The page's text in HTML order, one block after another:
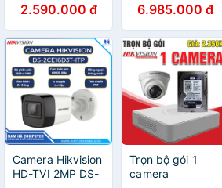
2.0 megapixel
Full HD 1080P
kèm HDD 500G
và dây liền
nguồn đúc sẵn
2.590.000 đ
HIKVISION DS-
2DE4225IW-DE -
Hàng chính hãng
6.985.000 đ
Camera Hikvision
HD-TVI 2MP DS-
Trọn bộ gói 1
camera